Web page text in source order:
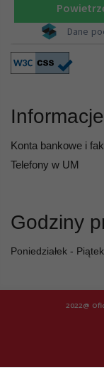
Informacje
Konta bankowe i
Telefony w UM
Godziny
Poniedziałek -
2022@